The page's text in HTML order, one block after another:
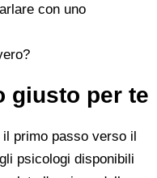
con uno
giusto per te
primo passo verso il
psicologi disponibili